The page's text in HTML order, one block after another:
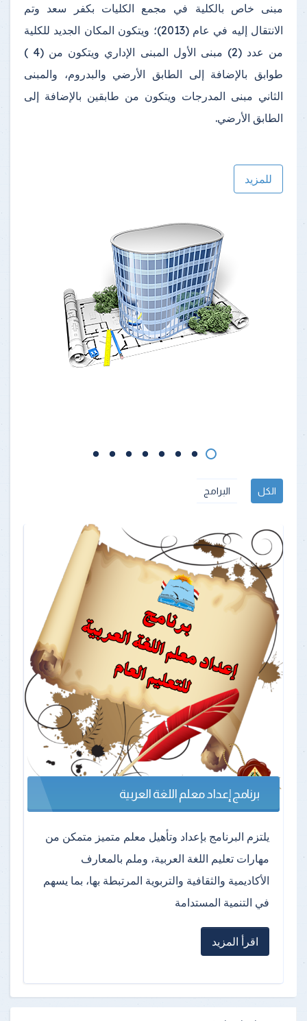
مبنى خاص بالكلية في مجمع الكليات بكفر سعد وتم
الانتقال إليه في عام (2013)؛ ويتكون المكان الجديد للكلية
من عدد (2) مبنى الأول المبنى الإداري ويتكون من (4 )
طوابق بالإضافة إلى الطابق الأرضي والبدروم، والمبنى
الثاني مبنى المدرجات ويتكون من طابقين بالإضافة إلى
الطابق الأرضي.
للمزيد
الكل البرامج
برنامج إعداد معلم اللغة العربية
يلتزم البرنامج بإعداد وتأهيل معلم متميز متمكن من
مهارات تعليم اللغة العربية، وملم بالمعارف
الأكاديمية والثقافية والتربوية المرتبطة بها، بما يسهم
في التنمية المستدامة
اقرأ المزيد